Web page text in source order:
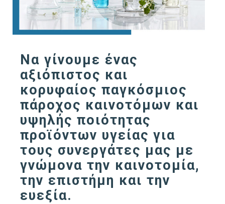
Να γίνουμε ένας
αξιόπιστος και
κορυφαίος παγκόσμιος
πάροχος καινοτόμων και
υψηλής ποιότητας
προϊόντων υγείας για
τους συνεργάτες μας με
γνώμονα την καινοτομία,
την επιστήμη και την
ευεξία.